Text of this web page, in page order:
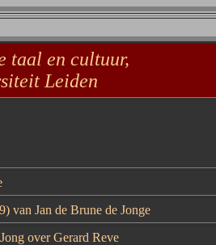
taal en cultuur,
Leiden
) van Jan de Brune de Jonge
over Gerard Reve